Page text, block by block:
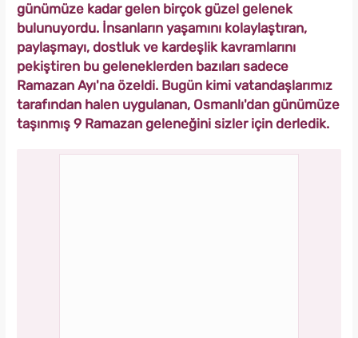
günümüze kadar gelen birçok güzel gelenek
bulunuyordu. İnsanların yaşamını kolaylaştıran,
paylaşmayı, dostluk ve kardeşlik kavramlarını
pekiştiren bu geleneklerden bazıları sadece
Ramazan Ayı'na özeldi. Bugün kimi vatandaşlarımız
tarafından halen uygulanan, Osmanlı'dan günümüze
taşınmış 9 Ramazan geleneğini sizler için derledik.